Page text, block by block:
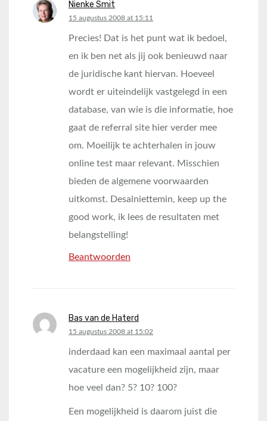
Nienke Smit
says:
15 augustus 2008 at 15:11
Precies! Dat is het punt wat ik bedoel,
en ik ben net als jij ook benieuwd naar
de juridische kant hiervan. Hoeveel
wordt er uiteindelijk vastgelegd in een
database, van wie is die informatie, hoe
gaat de referral site hier verder mee
om. Moeilijk te achterhalen in jouw
online test maar relevant. Misschien
bieden de algemene voorwaarden
uitkomst. Desalniettemin, keep up the
good work, ik lees de resultaten met
belangstelling!
Beantwoorden
Bas van de Haterd
says:
15 augustus 2008 at 15:02
inderdaad kan een maximaal aantal per
vacature een mogelijkheid zijn, maar
hoe veel dan? 5? 10? 100?
Een mogelijkheid is daarom juist die